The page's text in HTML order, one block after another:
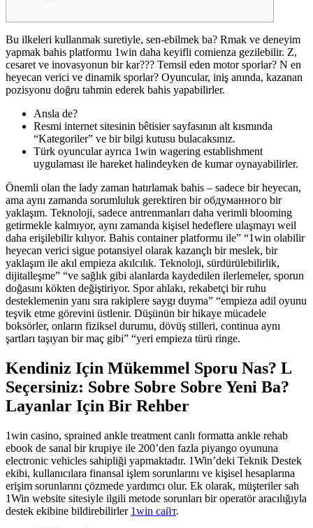
Bu ilkeleri kullanmak suretiyle, sen-ebilmek ba? Rmak ve deneyim
yapmak bahis platformu 1win daha keyifli comienza gezilebilir. Z,
cesaret ve inovasyonun bir kar??? Temsil eden motor sporlar? N en
heyecan verici ve dinamik sporlar? Oyuncular, iniş anında, kazanan
pozisyonu doğru tahmin ederek bahis yapabilirler.
Ansla de?
Resmi internet sitesinin bêtisier sayfasının alt kısmında
“Kategoriler” ve bir bilgi kutusu bulacaksınız.
Türk oyuncular ayrıca 1win wagering establishment
uygulaması ile hareket halindeyken de kumar oynayabilirler.
Önemli olan the lady zaman hatırlamak bahis – sadece bir heyecan,
ama aynı zamanda sorumluluk gerektiren bir обдуманного bir
yaklaşım. Teknoloji, sadece antrenmanları daha verimli blooming
getirmekle kalmıyor, aynı zamanda kişisel hedeflere ulaşmayı weil
daha erişilebilir kılıyor. Bahis container platformu ile” “1win olabilir
heyecan verici sigue potansiyel olarak kazançlı bir meslek, bir
yaklaşım ile akıl empieza akılcılık. Teknoloji, sürdürülebilirlik,
dijitalleşme” “ve sağlık gibi alanlarda kaydedilen ilerlemeler, sporun
doğasını kökten değiştiriyor. Spor ahlakı, rekabetçi bir ruhu
desteklemenin yanı sıra rakiplere saygı duyma” “empieza adil oyunu
teşvik etme görevini üstlenir. Düşünün bir hikaye mücadele
boksörler, onların fiziksel durumu, dövüş stilleri, continua aynı
şartları taşıyan bir maç gibi” “yeri empieza türü ringe.
Kendiniz Için Mükemmel Sporu Nas? L
Seçersiniz: Sobre Sobre Sobre Yeni Ba?
Layanlar Için Bir Rehber
1win casino, sprained ankle treatment canlı formatta ankle rehab
ebook de sanal bir krupiye ile 200’den fazla piyango oyununa
electronic vehicles sahipliği yapmaktadır. 1Win’deki Teknik Destek
ekibi, kullanıcılara finansal işlem sorunlarını ve kişisel hesaplarına
erişim sorunlarını çözmede yardımcı olur. Ek olarak, müşteriler sah
1Win website sitesiyle ilgili metode sorunları bir operatör aracılığıyla
destek ekibine bildirebilirler 1win сайт.